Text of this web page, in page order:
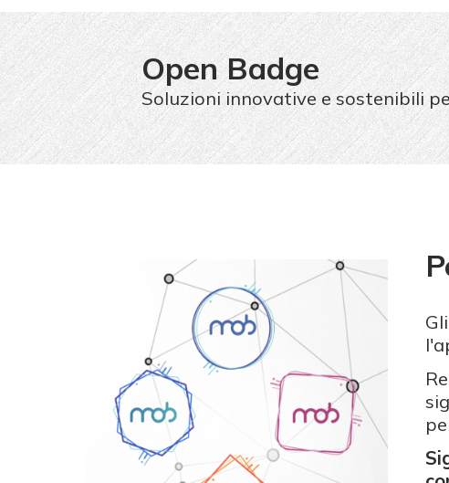
Open Badge
Soluzioni innovative e sostenibili